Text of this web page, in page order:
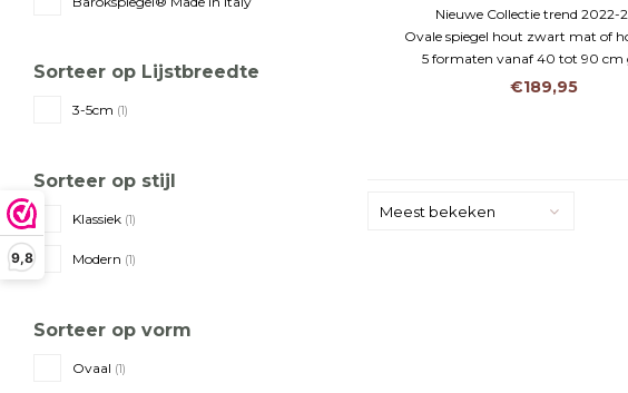
9,8
Sorteer op Lijstbreedte
3-5cm (1)
Sorteer op stijl
Klassiek (1)
Modern (1)
Sorteer op vorm
Ovaal (1)
Nieuwe Collectie trend 2022-
Ovale spiegel hout zwart mat of
5 formaten vanaf 40 tot 90 cm
€189,95
Meest bekeken